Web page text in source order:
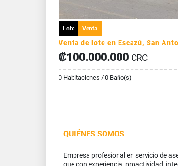
Lote Venta
₡100.000.000 CRC
0 Habitaciones / 0 Baño(s)
QUIÉNES SOMOS
Empresa profesional en servicio de
que con experiencia, proactividad,